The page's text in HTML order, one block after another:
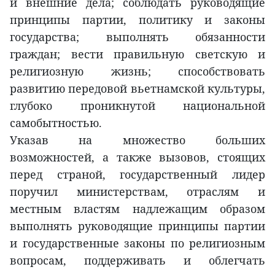
принципы партии, политику и законы
государства; выполнять обязанности
граждан; вести правильную светскую и
религиозную жизнь; способствовать
развитию передовой вьетнамской культуры,
глубоко проникнутой национальной
самобытностью.
Указав на множество больших
возможностей, а также вызовов, стоящих
перед страной, государственный лидер
поручил министерствам, отраслям и
местным властям надлежащим образом
выполнять руководящие принципы партии
и государственные законы по религиозным
вопросам, поддерживать и облегчать